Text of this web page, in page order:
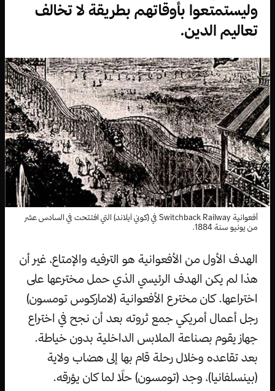
وليستمتعوا بأوقاتهم بطريقة لا تخالف
تعاليم الدين.
أفعوانية Switchback Railway في (كوني آيلاند) التي افتتحت في السادس عشر
من يونيو سنة 1884.
الهدف الأول من الأفعوانية هو الترفيه والإمتاع، غير أن
هذا لم يكن الهدف الرئيسي الذي حمل مخترعها على
اختراعها. كان مخترع الأفعوانية (لاماركوس تومسون)
رجل أعمال أمريكي جمع ثروته بعد أن نجح في اختراع
جهاز يقوم بصناعة الملابس الداخلية بدون خياطة.
بعد تقاعده وخلال رحلة قام بها إلى هضاب ولاية
(بينسلفانيا)، وجد (تومسون) حلًا لما كان يؤرقه.